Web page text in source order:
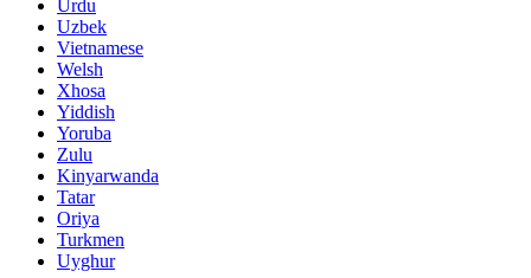
Urdu
Uzbek
Vietnamese
Welsh
Xhosa
Yiddish
Yoruba
Zulu
Kinyarwanda
Tatar
Oriya
Turkmen
Uyghur